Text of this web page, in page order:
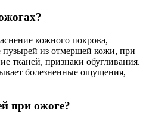
кожного покрова,
из отмершей кожи, при
тканей, признаки обугливания.
болезненные ощущения,
при ожоге?